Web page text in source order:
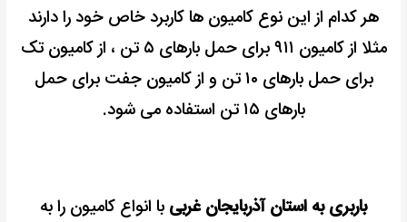
هر کدام از این نوع کامیون ها کاربرد خاص خود را دارند
مثلا از کامیون ۹۱۱ برای حمل بارهای ۵ تن ، از کامیون تک
برای حمل بارهای ۱۰ تن و از کامیون جفت برای حمل
بارهای ۱۵ تن استفاده می شود.
باربری به استان آذربایجان غربی با انواع کامیون را به